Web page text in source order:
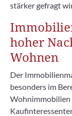
stärker gefragt
hoher
Wohnen
Der
besonders im